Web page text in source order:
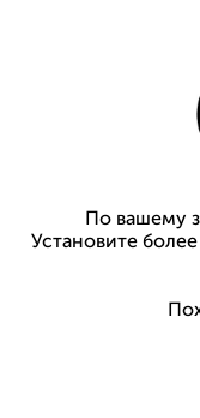
По вашему
Установите